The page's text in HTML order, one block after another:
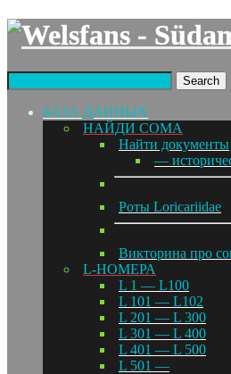
Search
БАЗА ДАННЫХ
НАЙДИ СОМА
Найти документы
—
Роты Loricariidae
Викторина про
L-НОМЕРА
L 1 — L100
L 101 — L102
L 201 — L 300
L 301 — L 400
L 401 — L 500
L 501 —